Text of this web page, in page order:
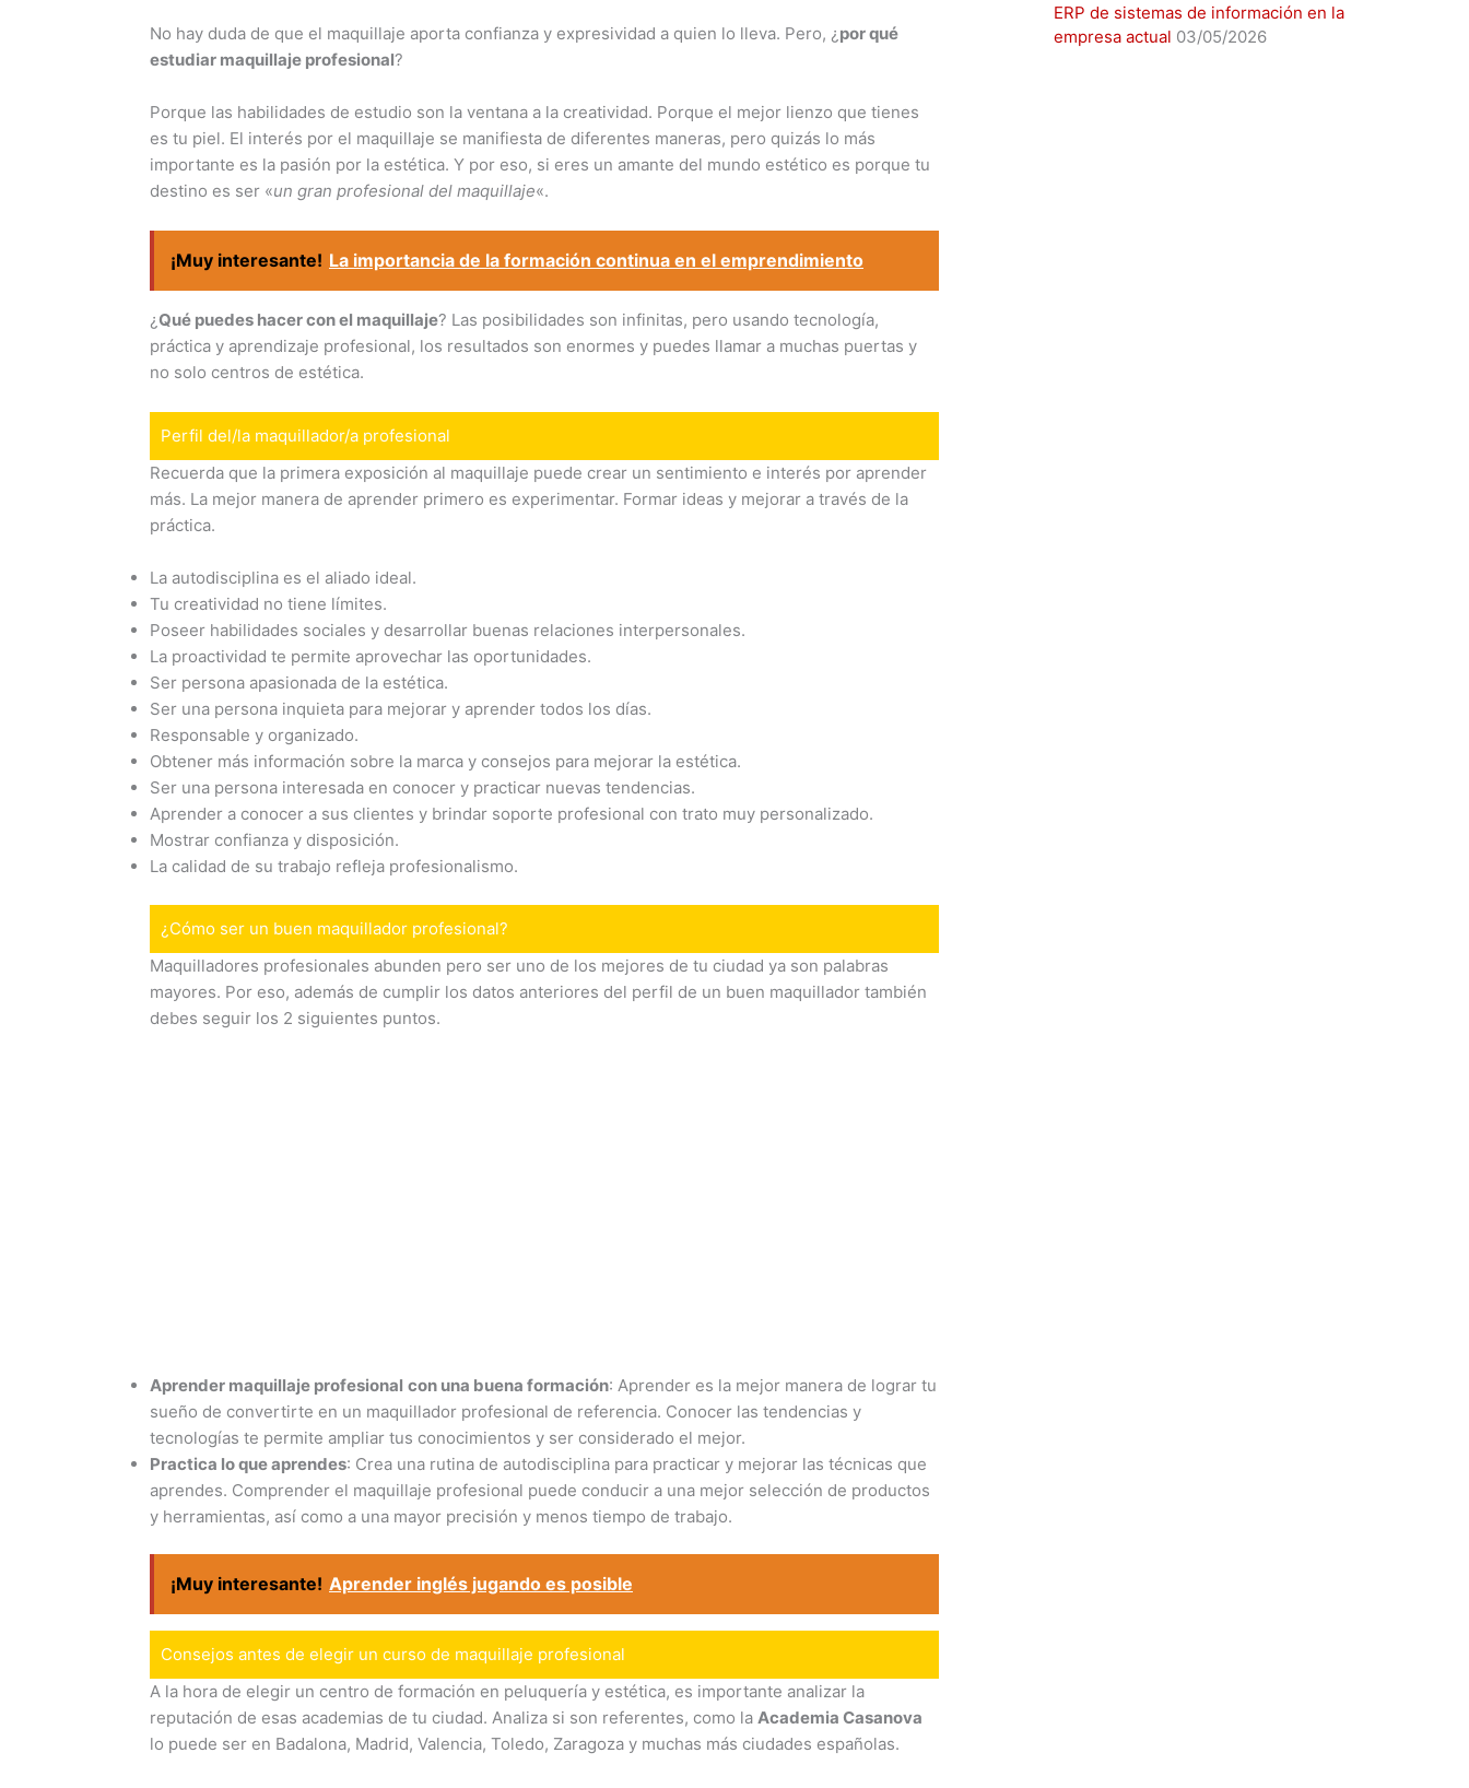
No hay duda de que el maquillaje aporta confianza y expresividad a quien lo lleva. Pero, ¿ por qué
estudiar maquillaje profesional?
Porque las habilidades de estudio son la ventana a la creatividad. Porque el mejor lienzo que tienes
es tu piel. El interés por el maquillaje se manifiesta de diferentes maneras, pero quizás lo más
importante es la pasión por la estética. Y por eso, si eres un amante del mundo estético es porque tu
destino es ser «un gran profesional del maquillaje«.
¡Muy interesante! La importancia de la formación continua en el emprendimiento
¿Qué puedes hacer con el maquillaje? Las posibilidades son infinitas, pero usando tecnología,
práctica y aprendizaje profesional, los resultados son enormes y puedes llamar a muchas puertas y
no solo centros de estética.
Perfil del/la maquillador/a profesional
Recuerda que la primera exposición al maquillaje puede crear un sentimiento e interés por aprender
más. La mejor manera de aprender primero es experimentar. Formar ideas y mejorar a través de la
práctica.
La autodisciplina es el aliado ideal.
Tu creatividad no tiene límites.
Poseer habilidades sociales y desarrollar buenas relaciones interpersonales.
La proactividad te permite aprovechar las oportunidades.
Ser persona apasionada de la estética.
Ser una persona inquieta para mejorar y aprender todos los días.
Responsable y organizado.
Obtener más información sobre la marca y consejos para mejorar la estética.
Ser una persona interesada en conocer y practicar nuevas tendencias.
Aprender a conocer a sus clientes y brindar soporte profesional con trato muy personalizado.
Mostrar confianza y disposición.
La calidad de su trabajo refleja profesionalismo.
¿Cómo ser un buen maquillador profesional?
Maquilladores profesionales abunden pero ser uno de los mejores de tu ciudad ya son palabras
mayores. Por eso, además de cumplir los datos anteriores del perfil de un buen maquillador también
debes seguir los 2 siguientes puntos.
Aprender maquillaje profesional con una buena formación: Aprender es la mejor manera de lograr tu
sueño de convertirte en un maquillador profesional de referencia. Conocer las tendencias y
tecnologías te permite ampliar tus conocimientos y ser considerado el mejor.
Practica lo que aprendes: Crea una rutina de autodisciplina para practicar y mejorar las técnicas que
aprendes. Comprender el maquillaje profesional puede conducir a una mejor selección de productos
y herramientas, así como a una mayor precisión y menos tiempo de trabajo.
¡Muy interesante! Aprender inglés jugando es posible
Consejos antes de elegir un curso de maquillaje profesional
A la hora de elegir un centro de formación en peluquería y estética, es importante analizar la
reputación de esas academias de tu ciudad. Analiza si son referentes, como la Academia Casanova
lo puede ser en Badalona, ​​Madrid, Valencia, Toledo, Zaragoza y muchas más ciudades españolas.
ERP de sistemas de información en la
empresa actual 03/05/2026